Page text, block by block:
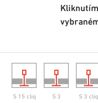
S 15 cliq S 3 S 3 cliq